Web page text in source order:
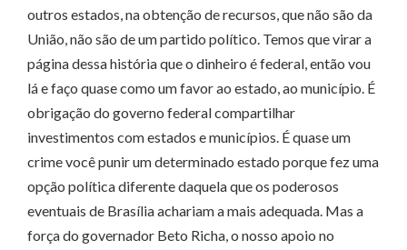
outros estados, na obtenção de recursos, que não são da
União, não são de um partido político. Temos que virar a
página dessa história que o dinheiro é federal, então vou
lá e faço quase como um favor ao estado, ao município. É
obrigação do governo federal compartilhar
investimentos com estados e municípios. É quase um
crime você punir um determinado estado porque fez uma
opção política diferente daquela que os poderosos
eventuais de Brasília achariam a mais adequada. Mas a
força do governador Beto Richa, o nosso apoio no